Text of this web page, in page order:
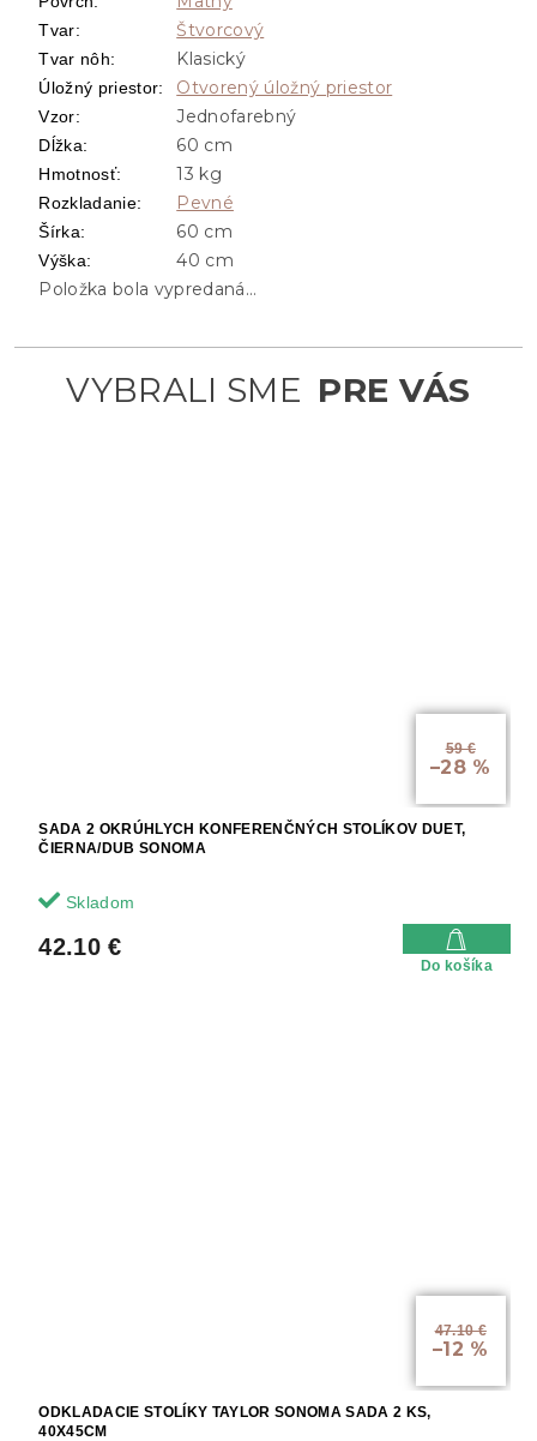
59 €
–28 %
SADA 2 OKRÚHLYCH KONFERENČNÝCH STOLÍKOV DUET,
ČIERNA/DUB SONOMA
Skladom
42.10 €
Do košíka
47.10 €
–12 %
ODKLADACIE STOLÍKY TAYLOR SONOMA SADA 2 KS,
40X45CM
Tvar: Štvorcový
Tvar nôh: Klasický
Úložný priestor: Otvorený úložný priestor
Vzor: Jednofarebný
Dĺžka: 60 cm
Hmotnosť: 13 kg
Rozkladanie: Pevné
Šírka: 60 cm
Výška:
40 cm
Položka bola vypredaná…